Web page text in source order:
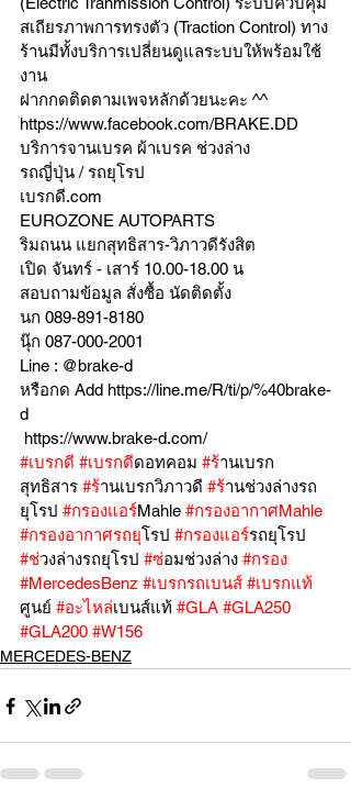
สเถียรภาพการทรงตัว (Traction Control) ทาง
ร้านมีทั้งบริการเปลี่ยนดูแลระบบให้พร้อมใช้
งาน
ฝากกดติดตามเพจหลักด้วยนะคะ ^^
https://www.facebook.com/BRAKE.DD
บริการจานเบรค ผ้าเบรค ช่วงล่าง
รถญี่ปุ่น / รถยุโรป
เบรกดี.com
EUROZONE AUTOPARTS
ริมถนน แยกสุทธิสาร-วิภาวดีรังสิต
เปิด จันทร์ - เสาร์ 10.00-18.00 น
สอบถามข้อมูล สั่งซื้อ นัดติดตั้ง
นก 089-891-8180
นุ๊ก 087-000-2001
Line : @brake-d
หรือกด Add https://line.me/R/ti/p/%40brake-
d
https://www.brake-d.com/
#เบรกด #เบรกดีดอทคอม #ร้านเบรก
สุทธิสาร #ร้านเบรกวิภาวดี #ร้านช่วงล่างรถ
ยุโรป #กรองแอร์Mahle #กรองอากาศMahle
#กรองอากาศรถยุโรป #กรองแอร์รถยุโรป
#ช่วงล่างรถยุโรป #ซ่อมช่วงล่าง #กรอง
#MercedesBenz #เบรกรถเบนส #เบรกแท
ศูนย์ #อะไหล่เบนส์แท้ #GLA #GLA250
#GLA200 #W156
MERCEDES-BENZ